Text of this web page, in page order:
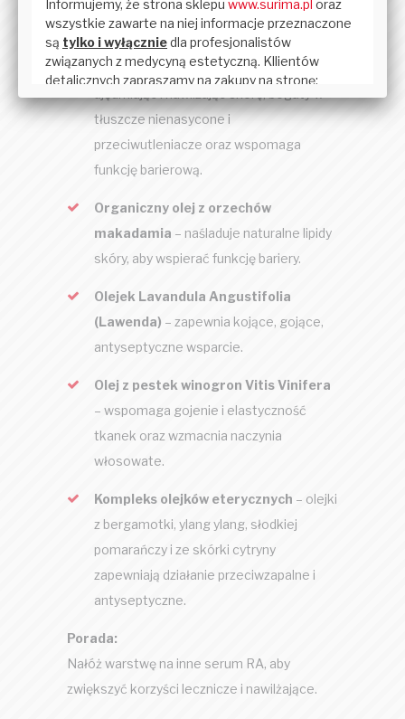
przeciwutleniające.
Organiczny olejek z awokado–
łagodzi podrażnienia, jednocześnie
tłuszcze nienasycone i
przeciwutleniacze oraz wspomaga
funkcję barierową.
Organiczny olej z orzechów
makadamia – naśladuje naturalne lipidy
skóry, aby wspierać funkcję bariery.
Olejek Lavandula Angustifolia
(Lawenda) – zapewnia kojące, gojące,
antyseptyczne wsparcie.
Olej z pestek winogron Vitis Vinifera
– wspomaga gojenie i elastyczność
tkanek oraz wzmacnia naczynia
włosowate.
Kompleks olejków eterycznych – olejki
z bergamotki, ylang ylang, słodkiej
pomarańczy i ze skórki cytryny
zapewniają działanie przeciwzapalne i
antyseptyczne.
Porada:
Nałóż warstwę na inne serum RA, aby
zwiększyć korzyści lecznicze i nawilżające.